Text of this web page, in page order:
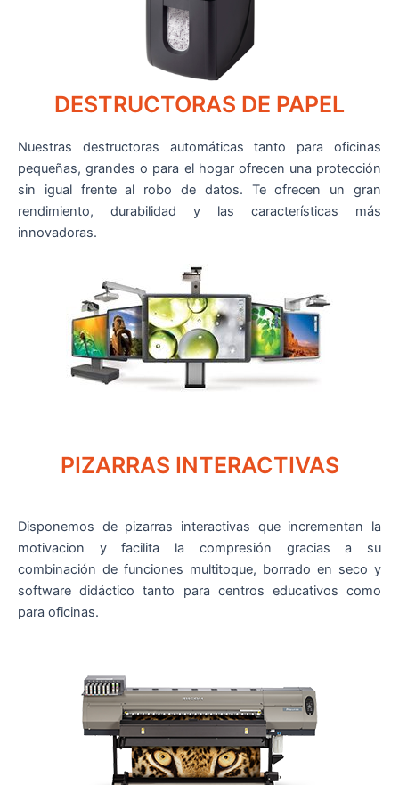
DESTRUCTORAS DE PAPEL
Nuestras destructoras automáticas tanto para oficinas
pequeñas, grandes o para el hogar ofrecen una protección
sin igual frente al robo de datos. Te ofrecen un gran
rendimiento, durabilidad y las características más
innovadoras.
PIZARRAS INTERACTIVAS
Disponemos de pizarras interactivas que incrementan la
motivacion y facilita la compresión gracias a su
combinación de funciones multitoque, borrado en seco y
software didáctico tanto para centros educativos como
para oficinas.